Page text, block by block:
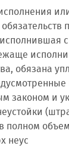
обязана
законом и
полном
неус